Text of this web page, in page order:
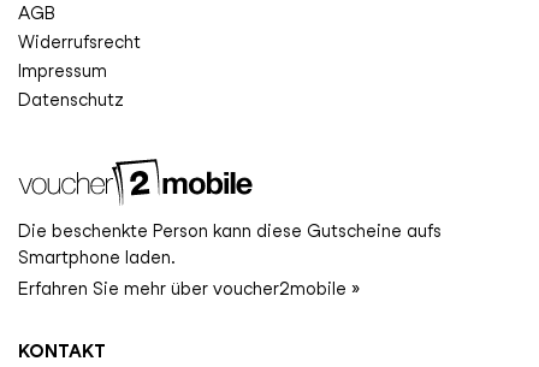
AGB
Widerrufsrecht
Impressum
Datenschutz
Die beschenkte Person kann diese Gutscheine aufs
Smartphone laden.
Erfahren Sie mehr über voucher2mobile »
KONTAKT